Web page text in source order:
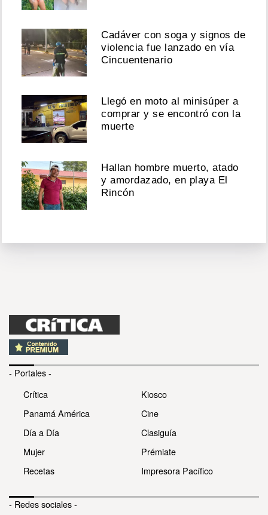
Cadáver con soga y signos de
violencia fue lanzado en vía
Cincuentenario
Llegó en moto al minisúper a
comprar y se encontró con la
muerte
Hallan hombre muerto, atado
y amordazado, en playa El
Rincón
- Portales -
Crítica
Panamá América
Día a Día
Mujer
Recetas
Kiosco
Cine
Clasiguía
Prémiate
Impresora Pacífico
- Redes sociales -